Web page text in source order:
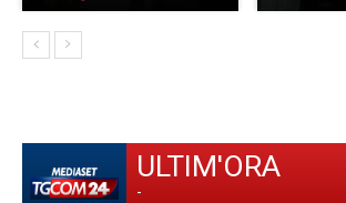
ULTIM'ORA
-